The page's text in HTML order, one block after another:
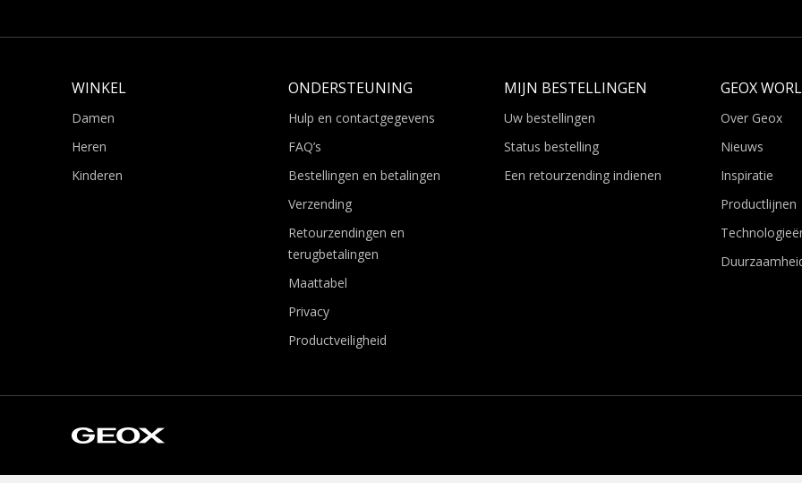
WINKEL
Damen
Heren
Kinderen
ONDERSTEUNING
Hulp en contactgegevens
FAQ’s
Bestellingen en betalingen
Verzending
Retourzendingen en
terugbetalingen
Maattabel
Privacy
Productveiligheid
MIJN BESTELLINGEN
Uw bestellingen
Status bestelling
Een retourzending indienen
GEOX
Over Geox
Nieuws
Inspiratie
Productlijnen